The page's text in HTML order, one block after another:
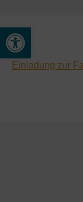
Einladung zur